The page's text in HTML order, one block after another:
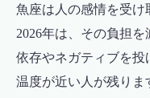
魚座は人の感情を受け
2026年は、その負担を
依存やネガティブを
温度が近い人が残りま